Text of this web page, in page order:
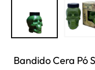
Bandido Cera Pó